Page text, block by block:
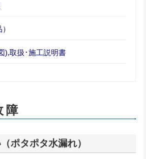
),取扱･施工説明書
障
ポタポタ水漏れ）